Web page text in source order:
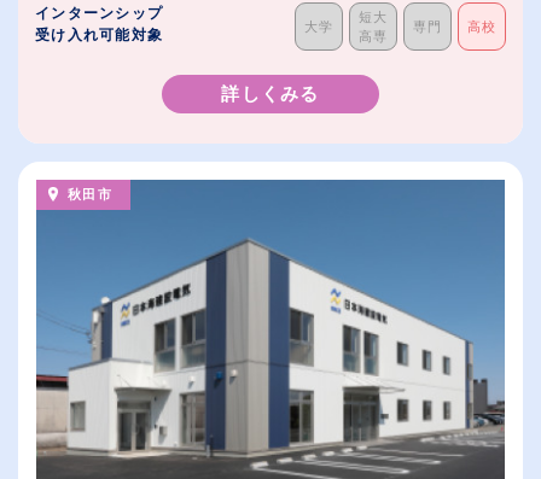
インターンシップ
受け入れ可能対象
大学
短大
高専
専門 高校
詳しくみる
秋田市